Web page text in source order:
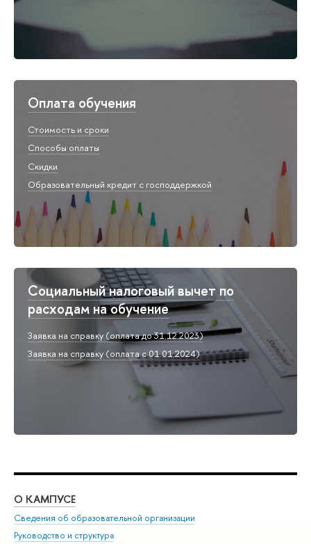
Оплата обучения
Стоимость и сроки
Способы оплаты
Скидки
Образовательный кредит с господдержкой
Социальный налоговый вычет по
расходам на обучение
Заявка на справку (оплата до 31.12.2023)
Заявка на справку (оплата с 01.01.2024)
О КАМПУСЕ
Сведения об образовательной организации
Руководство и структура